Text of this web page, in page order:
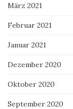
März 2021
Februar 2021
Januar 2021
Dezember 2020
Oktober 2020
September 2020